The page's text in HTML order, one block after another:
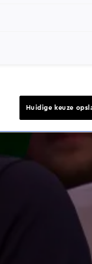
Huidige keuze